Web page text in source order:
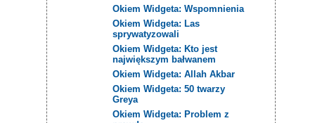
Okiem Widgeta: Wspomnienia
Okiem Widgeta: Las
sprywatyzowali
Okiem Widgeta: Kto jest
największym bałwanem
Okiem Widgeta: Allah Akbar
Okiem Widgeta: 50 twarzy
Greya
Okiem Widgeta: Problem z